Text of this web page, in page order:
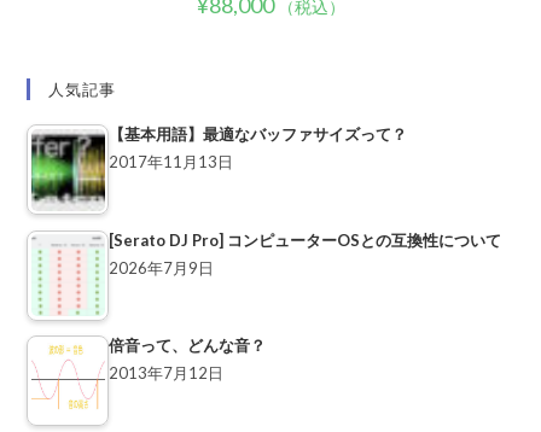
（税込）
人気記事
【基本用語】最適なバッファサイズって？
2017年11月13日
[Serato DJ Pro] コンピューターOSとの互換性について
2026年7月9日
倍音って、どんな音？
2013年7月12日